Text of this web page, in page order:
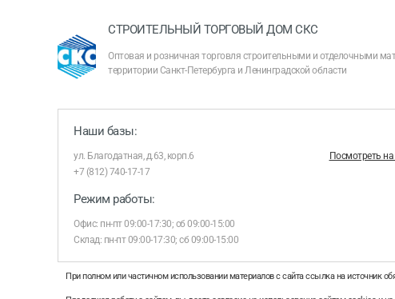
СТРОИТЕЛЬНЫЙ ТОРГОВЫЙ ДОМ СКС
Оптовая и розничная торговля строительными и отделочными
территории Санкт-Петербурга и Ленинградской области
Наши базы:
ул. Благодатная, д.63, корп.6
Посмотреть на
+7 (812) 740-17-17
Режим работы:
Офис: пн-пт 09:00-17:30; сб 09:00-15:00
Склад: пн-пт 09:00-17:30; сб 09:00-15:00
При полном или частичном использовании материалов с сайта ссылка на источник